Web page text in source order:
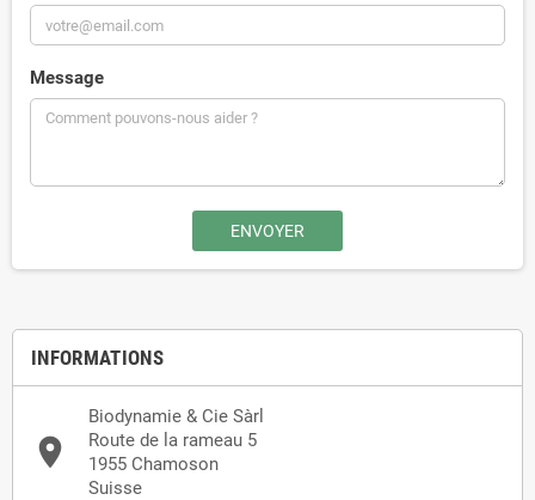
INFORMATIONS
place
Biodynamie & Cie Sàrl
Route de la rameau 5
1955 Chamoson
Suisse
Message